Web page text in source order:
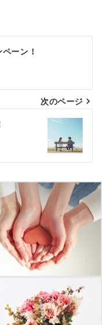
ーン！
次のページ